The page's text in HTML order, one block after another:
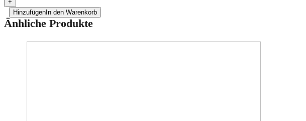
+
Hinzufügen In den Warenkorb
Änhliche Produkte